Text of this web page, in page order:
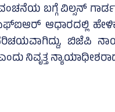
ಬಗ್ಗೆ ವಿಲ್ಸನ್
ಆಧಾರದಲ್ಲಿ
ಬಿಜೆಪಿ
ನಿವೃತ್ತ